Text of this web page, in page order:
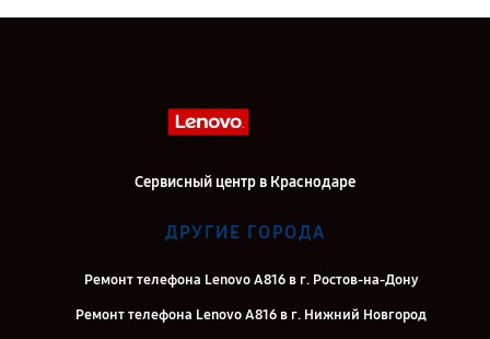
Сервисный центр в Краснодаре
ДРУГИЕ ГОРОДА
Ремонт телефона Lenovo A816 в г. Ростов-на-Дону
Ремонт телефона Lenovo A816 в г. Нижний Новгород